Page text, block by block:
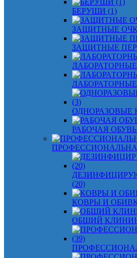
БЕРУШИ (1)
ЗАЩИТНЫЕ
ЗАЩИТНЫЕ
ОДНОРАЗОВЫЕ
РАБОЧАЯ ОБУВЬ
(20)
КОВРЫ И
ОБЩИЙ